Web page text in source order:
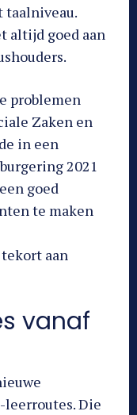
taalniveau.
altijd goed aan
problemen
Zaken en
in een
2021
goed
te maken
aan
vanaf
leerroutes. Die